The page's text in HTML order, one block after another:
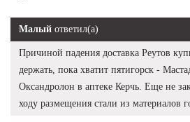
Малый ответил(а)
Причиной падения доставка Реутов
держать, пока хватит пятигорск -
Оксандролон в аптеке Керчь. Еще не
ходу размещения стали из материалов